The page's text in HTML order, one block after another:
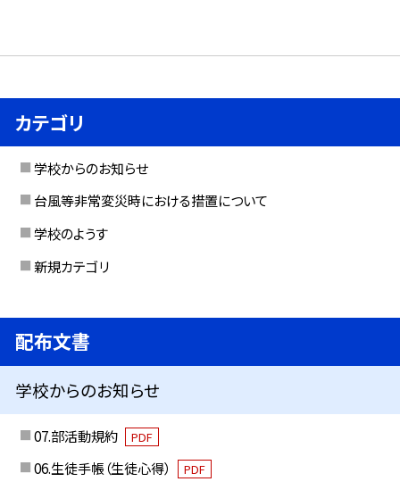
カテゴリ
学校からのお知らせ
台風等非常変災時における措置について
学校のようす
新規カテゴリ
配布文書
学校からのお知らせ
07.部活動規約 PDF
06.生徒手帳（生徒心得） PDF